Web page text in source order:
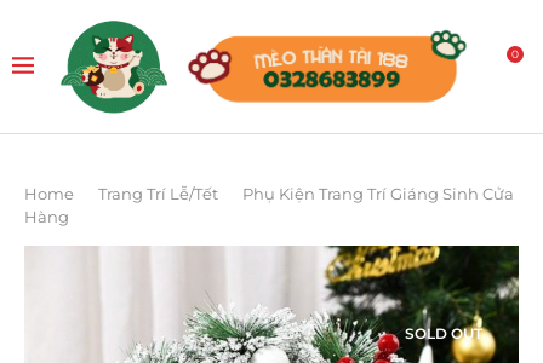
0
Home Trang Trí Lễ/Tết
Phụ Kiện Trang Trí Giáng Sinh Cửa
Hàng
SOLD OUT